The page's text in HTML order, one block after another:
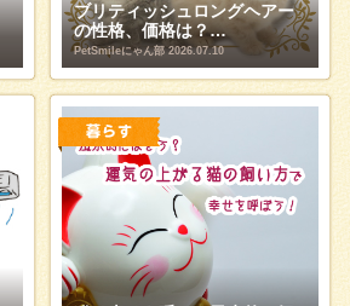
ブリティッシュロングヘアー
の性格、価格は？…
PetSmileにゃん部 2026.07.10